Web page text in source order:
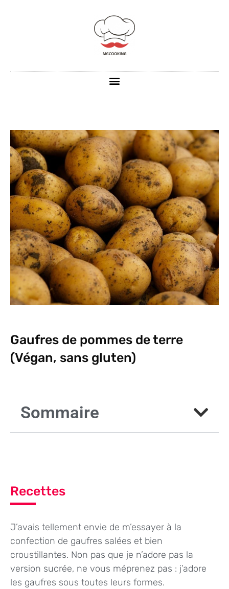
Gaufres de pommes de terre
(Végan, sans gluten)
Sommaire
Recettes
J’avais tellement envie de m’essayer à la
confection de gaufres salées et bien
croustillantes. Non pas que je n’adore pas la
version sucrée, ne vous méprenez pas : j’adore
les gaufres sous toutes leurs formes.